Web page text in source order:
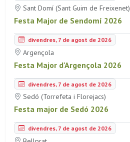
Sant Domí (Sant Guim de Freixenet)
Festa Major de Sendomí 2026
divendres, 7 de agost de 2026
Argençola
Festa Major d'Argençola 2026
divendres, 7 de agost de 2026
Sedó (Torrefeta i Florejacs)
Festa major de Sedó 2026
divendres, 7 de agost de 2026